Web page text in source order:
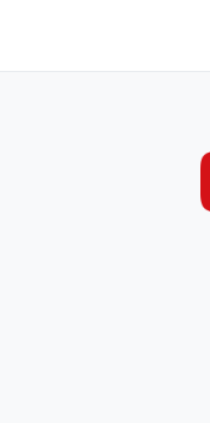
Memoria de